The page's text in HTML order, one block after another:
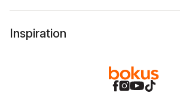
Inspiration